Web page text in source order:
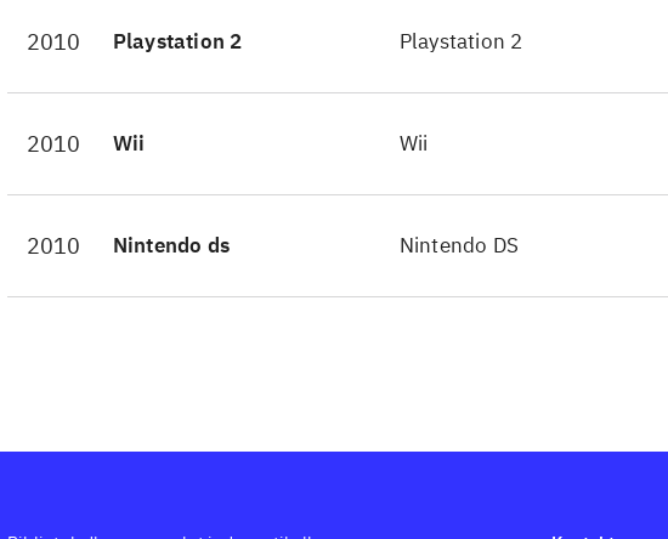
adventure, hvor man skal besejre fjender og deltage
hele bliver hurtigt lidt ensformigt. Især i DS-
ikke noget, der bør afskrække kendere af Scooby-
heldigvis er spillet meget lig tegnefilmene med
Spillets gameplay er som snydt ud af næsen på
frights, 2009. Blot med nye omgivelser og enkelte
2010 Playstation 2 Playstation 2
2010 Wii Wii
2010 Nintendo ds Nintendo DS